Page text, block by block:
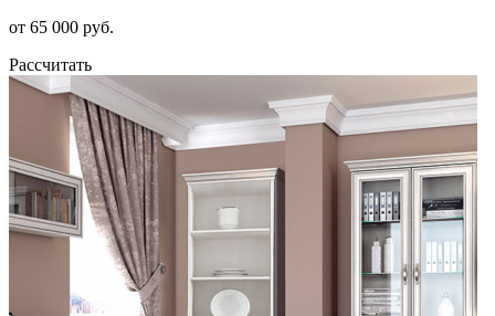
от 65 000 руб.
Рассчитать